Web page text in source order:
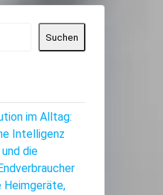
Suchen
im Alltag:
Intelligenz
die
Heimgeräte,